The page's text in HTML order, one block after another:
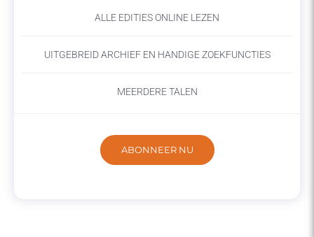
ALLE EDITIES ONLINE LEZEN
UITGEBREID ARCHIEF EN HANDIGE ZOEKFUNCTIES
MEERDERE TALEN
ABONNEER NU